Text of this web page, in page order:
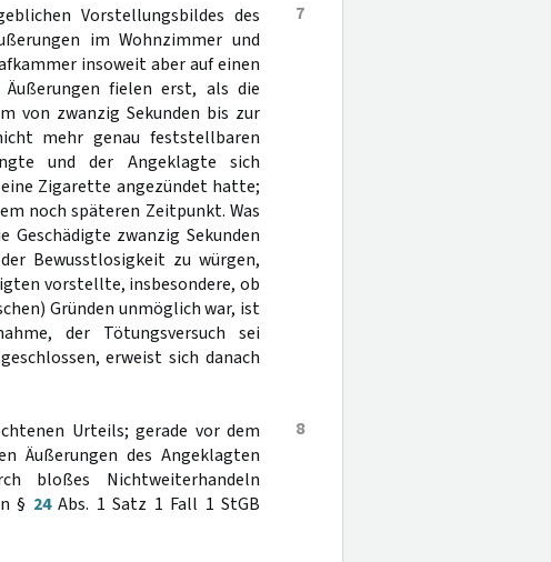
7
Vorstellungsbildes des
im Wohnzimmer und
insoweit aber auf einen
fielen erst, als die
von zwanzig Sekunden bis zur
mehr genau feststellbaren
und der Angeklagte sich
Zigarette angezündet hatte;
noch späteren Zeitpunkt. Was
zwanzig Sekunden
Bewusstlosigkeit zu würgen,
vorstellte, insbesondere, ob
Gründen unmöglich war, ist
der Tötungsversuch sei
erweist sich danach
8
Urteils; gerade vor dem
Äußerungen des Angeklagten
bloßes Nichtweiterhandeln
§ 24Abs. 1 Satz 1 Fall 1 StGB